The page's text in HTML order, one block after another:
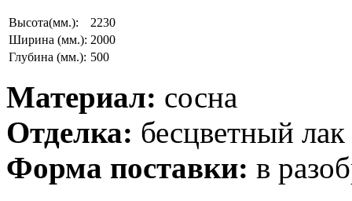
Высота(мм.):
2230
Ширина (мм.): 2000
Глубина (мм.): 500
Материал: сосна
Отделка: бесцветный лак
Форма поставки: в